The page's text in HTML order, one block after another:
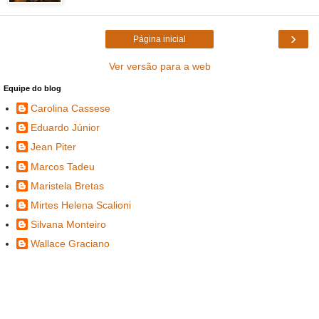
›
Página inicial
Ver versão para a web
Equipe do blog
Carolina Cassese
Eduardo Júnior
Jean Piter
Marcos Tadeu
Maristela Bretas
Mirtes Helena Scalioni
Silvana Monteiro
Wallace Graciano